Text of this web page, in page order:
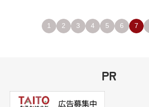
1 2 3 4 5 6 7
PR